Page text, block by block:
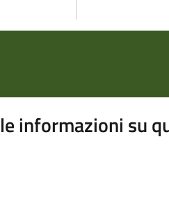
informazioni su